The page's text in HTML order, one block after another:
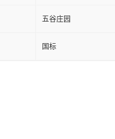
五谷庄园
国标